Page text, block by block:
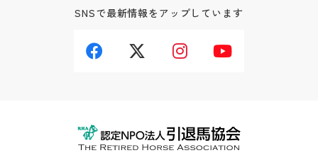
SNSで最新情報をアップしています